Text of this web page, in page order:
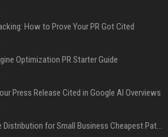
How to Prove Your PR Got Cited
Optimization PR Starter Guide
Press Release Cited in Google AI Overviews
Press Release Distribution for Small Business Cheapest Path to Real Coverage